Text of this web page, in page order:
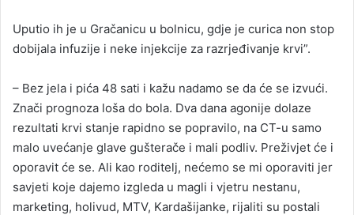
Uputio ih je u Gračanicu u bolnicu, gdje je curica non stop
dobijala infuzije i neke injekcije za razrjeđivanje krvi”.
– Bez jela i pića 48 sati i kažu nadamo se da će se izvući.
Znači prognoza loša do bola. Dva dana agonije dolaze
rezultati krvi stanje rapidno se popravilo, na CT-u samo
malo uvećanje glave gušterače i mali podliv. Preživjet će i
oporavit će se. Ali kao roditelj, nećemo se mi oporaviti jer
savjeti koje dajemo izgleda u magli i vjetru nestanu,
marketing, holivud, MTV, Kardašijanke, rijaliti su postali